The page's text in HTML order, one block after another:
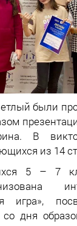
были
В
из 14
5 – 7
игра»,
дня